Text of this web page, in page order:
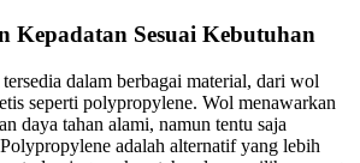
Kepadatan Sesuai Kebutuhan
tersedia dalam berbagai material, dari wol
seperti polypropylene. Wol menawarkan
daya tahan alami, namun tentu saja
adalah alternatif yang lebih